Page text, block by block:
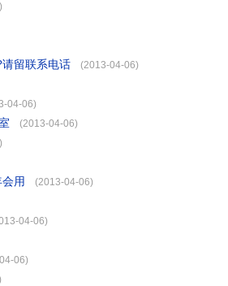
留联系电话 (2013-04-06)
04-06)
(2013-04-06)
用 (2013-04-06)
04-06)
06)